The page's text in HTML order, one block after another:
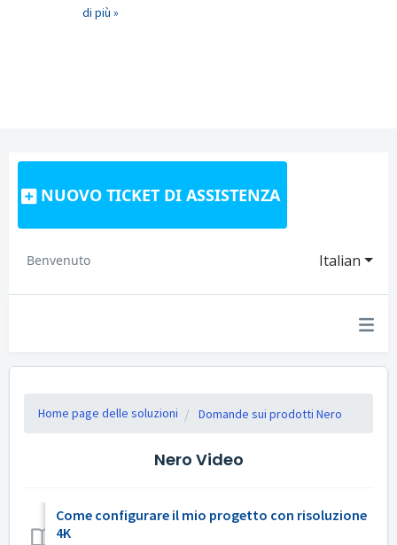
di più »
NUOVO TICKET DI ASSISTENZA
Italian
Benvenuto
Home page delle soluzioni Domande sui prodotti Nero
Nero Video
Come configurare il mio progetto con risoluzione
4K